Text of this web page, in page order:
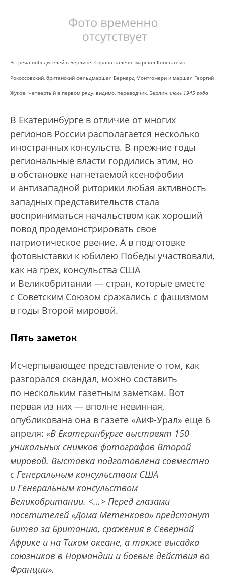
Встреча победителей в Берлине. Справа налево: маршал Константин
Рокоссовский, британский фельдмаршал Бернард Монтгомери и маршал Георгий
Жуков. Четвертый в первом ряду, видимо, переводчик, Берлин, июль 1945 года
В Екатеринбурге в отличие от многих
регионов России располагается несколько
иностранных консульств. В прежние годы
региональные власти гордились этим, но
в обстановке нагнетаемой ксенофобии
и антизападной риторики любая активность
западных представительств стала
восприниматься начальством как хороший
повод продемонстрировать свое
патриотическое рвение. А в подготовке
фотовыставки к юбилею Победы участвовали,
как на грех, консульства США
и Великобритании — стран, которые вместе
с Советским Союзом сражались с фашизмом
в годы Второй мировой.
Пять заметок
Исчерпывающее представление о том, как
разгорался скандал, можно составить
по нескольким газетным заметкам. Вот
первая из них — вполне невинная,
опубликована она в газете «АиФ-Урал» еще 6
апреля: «В Екатеринбурге выставят 150
уникальных снимков фотографов Второй
мировой. Выставка подготовлена совместно
с Генеральным консульством США
и Генеральным консульством
Великобритании. <…> Перед глазами
посетителей «Дома Метенкова» предстанут
Битва за Британию, сражения в Северной
Африке и на Тихом океане, а также высадка
союзников в Нормандии и боевые действия во
Франции».